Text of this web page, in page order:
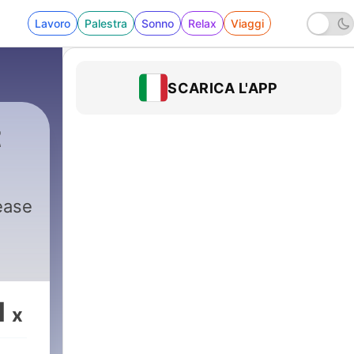
Lavoro Palestra Sonno Relax Viaggi
x
SCARICA L'APP